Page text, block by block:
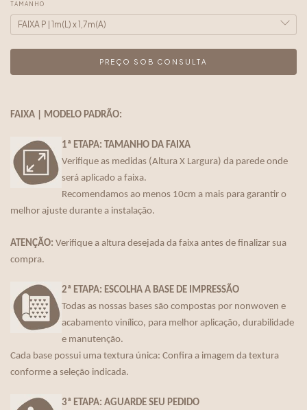
TAMANHO
FAIXA | MODELO PADRÃO:
1ª ETAPA: TAMANHO DA FAIXA
Verifique as medidas (Altura X Largura) da parede onde
será aplicado a faixa.
Recomendamos ao menos 10cm a mais para garantir o
melhor ajuste durante a instalação.
ATENÇÃO: Verifique a altura desejada da faixa antes de finalizar sua
compra.
2ª ETAPA: ESCOLHA A BASE DE IMPRESSÃO
Todas as nossas bases são compostas por nonwoven e
acabamento vinílico, para melhor aplicação, durabilidade
e manutenção.
Cada base possui uma textura única: Confira a imagem da textura
conforme a seleção indicada.
3ª ETAPA: AGUARDE SEU PEDIDO